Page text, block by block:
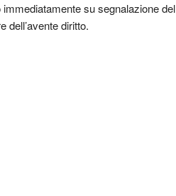
su segnalazione del
dell’avente diritto.